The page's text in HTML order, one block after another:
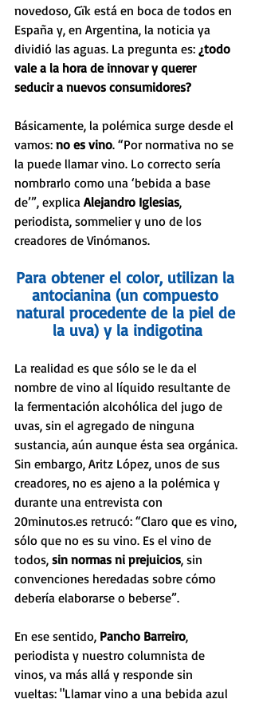
novedoso, Gïk está en boca de todos en
España y, en Argentina, la noticia ya
dividió las aguas. La pregunta es: ¿todo
vale a la hora de innovar y querer
seducir a nuevos consumidores?
Básicamente, la polémica surge desde el
vamos: no es vino. “Por normativa no se
la puede llamar vino. Lo correcto sería
nombrarlo como una ‘bebida a base
de’”, explica Alejandro Iglesias,
periodista, sommelier y uno de los
creadores de Vinómanos.
Para obtener el color, utilizan la
antocianina (un compuesto
natural procedente de la piel de
la uva) y la indigotina
La realidad es que sólo se le da el
nombre de vino al líquido resultante de
la fermentación alcohólica del jugo de
uvas, sin el agregado de ninguna
sustancia, aún aunque ésta sea orgánica.
Sin embargo, Aritz López, unos de sus
creadores, no es ajeno a la polémica y
durante una entrevista con
20minutos.es retrucó: “Claro que es vino,
sólo que no es su vino. Es el vino de
todos, sin normas ni prejuicios, sin
convenciones heredadas sobre cómo
debería elaborarse o beberse”.
En ese sentido, Pancho Barreiro,
periodista y nuestro columnista de
vinos, va más allá y responde sin
vueltas: "Llamar vino a una bebida azul